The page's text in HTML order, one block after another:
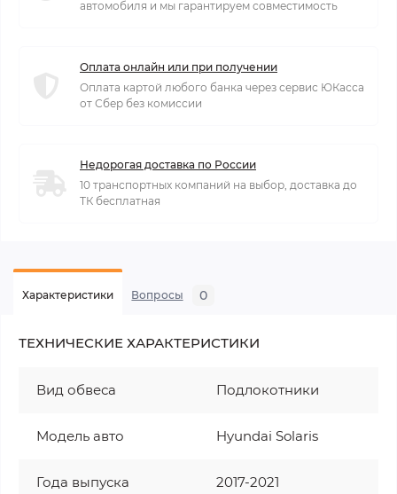
автомобиля и мы гарантируем совместимость
Оплата онлайн или при получении
Оплата картой любого банка через сервис ЮКасса
от Сбер без комиссии
Недорогая доставка по России
10 транспортных компаний на выбор, доставка до
ТК бесплатная
Характеристики Вопросы 0
ТЕХНИЧЕСКИЕ ХАРАКТЕРИСТИКИ
Вид обвеса Подлокотники
Модель авто Hyundai Solaris
Года выпуска 2017-2021